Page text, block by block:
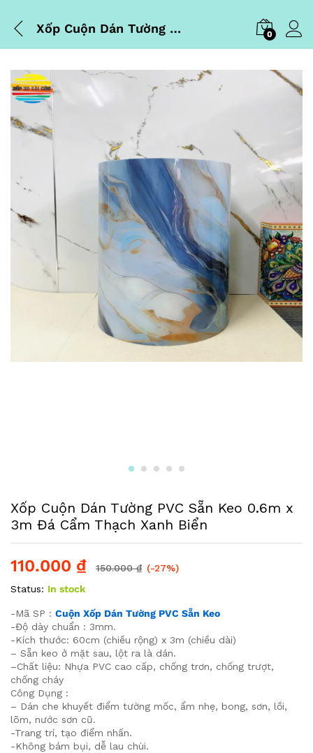
Xốp Cuộn Dán Tường PVC Sẵn Keo 0.6m x 3m Đá Cẩm Thạch Xanh Biển 0
Xốp Cuộn Dán Tường PVC Sẵn Keo 0.6m x
3m Đá Cẩm Thạch Xanh Biển
110.000 ₫ 150.000₫ (-27%)
Status: In stock
-Mã SP : Cuộn Xốp Dán Tường PVC Sẵn Keo
-Độ dày chuẩn : 3mm.
-Kích thước: 60cm (chiều rộng) x 3m (chiều dài)
– Sẵn keo ở mặt sau, lột ra là dán.
–Chất liệu: Nhựa PVC cao cấp, chống trơn, chống trượt,
chống cháy
Công Dụng :
– ️Dán che khuyết điểm tường mốc, ẩm nhẹ, bong, sơn, lồi,
lõm, nước sơn cũ.
-️Trang trí, tạo điểm nhấn.
️-Không bám bụi, dễ lau chùi.